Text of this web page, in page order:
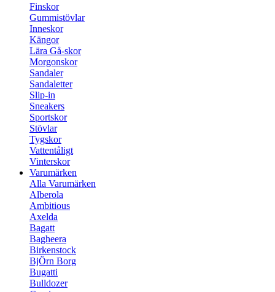
Finskor
Gummistövlar
Inneskor
Kängor
Lära Gå-skor
Morgonskor
Sandaler
Sandaletter
Slip-in
Sneakers
Sportskor
Stövlar
Tygskor
Vattentåligt
Vinterskor
Varumärken
Alla Varumärken
Alberola
Ambitious
Axelda
Bagatt
Bagheera
Birkenstock
BjÖrn Borg
Bugatti
Bulldozer